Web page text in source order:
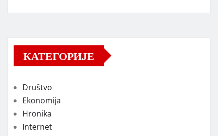
КАТЕГОРИЈЕ
Društvo
Ekonomija
Hronika
Internet